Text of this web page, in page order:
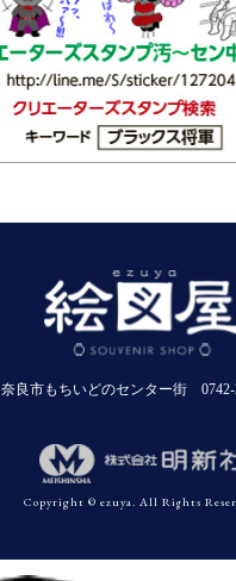
奈良市もちいどのセンター街 0742-
Copyright © ezuya. All Rights